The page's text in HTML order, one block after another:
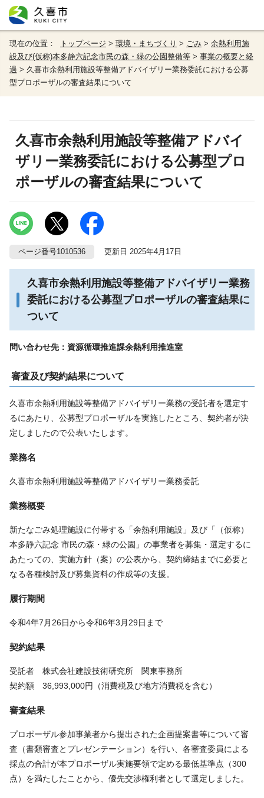
現在の位置： トップページ > 環境・まちづくり > ごみ > 余熱利用施
設及び(仮称)本多静六記念市民の森・緑の公園整備等 > 事業の概要と経
過 > 久喜市余熱利用施設等整備アドバイザリー業務委託における公募
型プロポーザルの審査結果について
久喜市余熱利用施設等整備アドバイ
ザリー業務委託における公募型プロ
ポーザルの審査結果について
ページ番号1010536 更新日 2025年4月17日
久喜市余熱利用施設等整備アドバイザリー業務
委託における公募型プロポーザルの審査結果に
ついて
問い合わせ先：資源循環推進課余熱利用推進室
審査及び契約結果について
久喜市余熱利用施設等整備アドバイザリー業務の受託者を選定す
るにあたり、公募型プロポーザルを実施したところ、契約者が決
定しましたので公表いたします。
業務名
久喜市余熱利用施設等整備アドバイザリー業務委託
業務概要
新たなごみ処理施設に付帯する「余熱利用施設」及び「（仮称）
本多静六記念 市民の森・緑の公園」の事業者を募集・選定するに
あたっての、実施方針（案）の公表から、契約締結までに必要と
なる各種検討及び募集資料の作成等の支援。
履行期間
令和4年7月26日から令和6年3月29日まで
契約結果
受託者 株式会社建設技術研究所 関東事務所
契約額 36,993,000円（消費税及び地方消費税を含む）
審査結果
プロポーザル参加事業者から提出された企画提案書等について審
査（書類審査とプレゼンテーション）を行い、各審査委員による
採点の合計が本プロポーザル実施要領で定める最低基準点（300
点）を満たしたことから、優先交渉権利者として選定しました。